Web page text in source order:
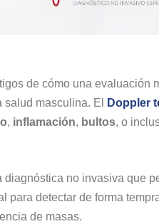
de cómo una evaluación
masculina. El
Doppler
, inflamación, bultos, o
diagnóstica no invasiva que
para detectar de forma
de masas.